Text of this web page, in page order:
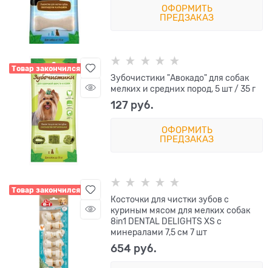
ОФОРМИТЬ
ПРЕДЗАКАЗ
Товар закончился
Зубочистики "Авокадо" для собак
мелких и средних пород, 5 шт / 35 г
127 руб.
ОФОРМИТЬ
ПРЕДЗАКАЗ
Товар закончился
Косточки для чистки зубов с
куриным мясом для мелких собак
8in1 DENTAL DELIGHTS XS с
минералами 7,5 см 7 шт
654 руб.